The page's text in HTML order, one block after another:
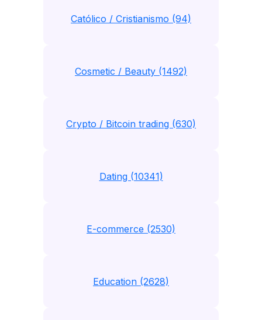
Católico / Cristianismo (94)
Cosmetic / Beauty (1492)
Crypto / Bitcoin trading (630)
Dating (10341)
E-commerce (2530)
Education (2628)